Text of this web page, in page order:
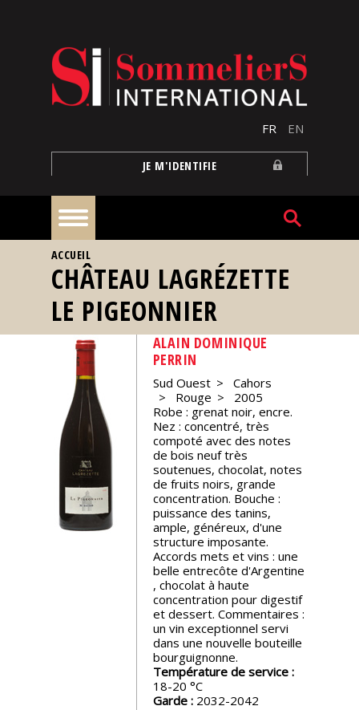
FR EN
JE M'IDENTIFIE
À
la
une
Reportages
Nos
événements
Spiritueux
Notes
de
dégustation
VOUS ÊTES ICI
ACCUEIL
CHÂTEAU LAGRÉZETTE
LE PIGEONNIER
ALAIN DOMINIQUE
PERRIN
Sud Ouest
Cahors
Rouge
2005
Robe : grenat noir, encre.
Nez : concentré, très
compoté avec des notes
de bois neuf très
soutenues, chocolat, notes
de fruits noirs, grande
concentration. Bouche :
puissance des tanins,
ample, généreux, d'une
structure imposante.
Accords mets et vins : une
belle entrecôte d'Argentine
, chocolat à haute
concentration pour digestif
et dessert. Commentaires :
un vin exceptionnel servi
dans une nouvelle bouteille
bourguignonne.
Température de service :
18-20
Garde : 2032-2042